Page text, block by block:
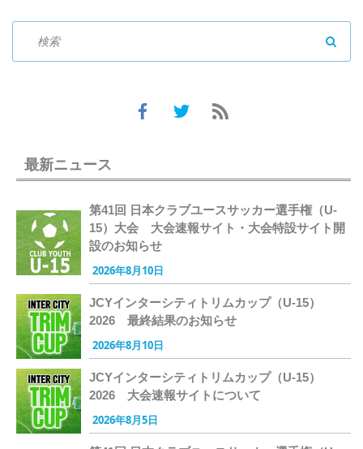
最新ニュース
第41回 日本クラブユースサッカー選手権（U-
15）大会 大会速報サイト・大会特設サイト開
設のお知らせ
2026年8月10日
JCYインターシティトリムカップ（U-15）
2026 最終結果のお知らせ
2026年8月10日
JCYインターシティトリムカップ（U-15）
2026 大会速報サイトについて
2026年8月5日